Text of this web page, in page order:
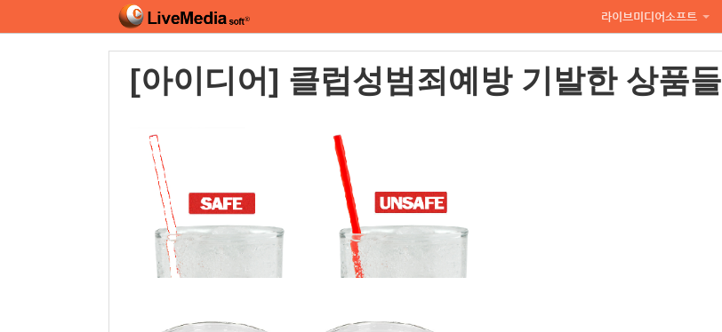
라이브미디어소프트
[아이디어] 클럽성범죄예방 기발한 상품들